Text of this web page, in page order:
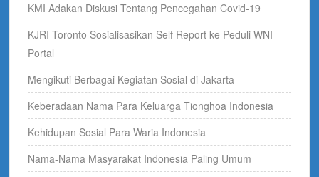
KMI Adakan Diskusi Tentang Pencegahan Covid-19
KJRI Toronto Sosialisasikan Self Report ke Peduli WNI
Portal
Mengikuti Berbagai Kegiatan Sosial di Jakarta
Keberadaan Nama Para Keluarga Tionghoa Indonesia
Kehidupan Sosial Para Waria Indonesia
Nama-Nama Masyarakat Indonesia Paling Umum